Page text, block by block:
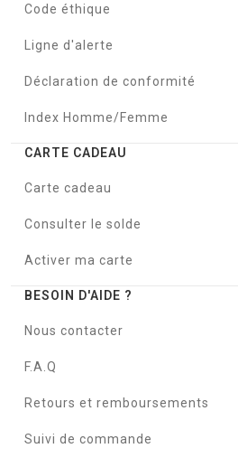
Code éthique
Ligne d'alerte
Déclaration de conformité
Index Homme/Femme
CARTE CADEAU
Carte cadeau
Consulter le solde
Activer ma carte
BESOIN D'AIDE ?
Nous contacter
F.A.Q
Retours et remboursements
Suivi de commande